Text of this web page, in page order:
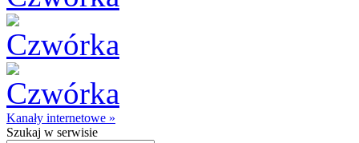
Kanały internetowe »
Szukaj w serwisie